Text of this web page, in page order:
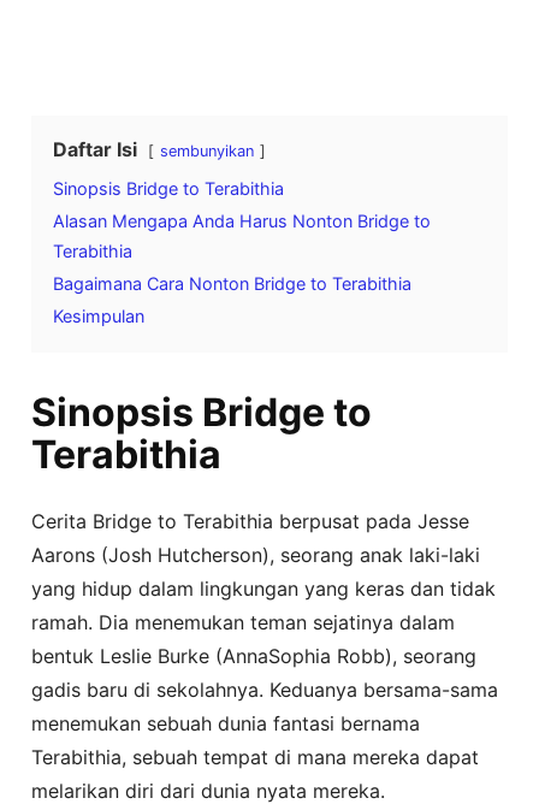
Daftar Isi sembunyikan
Sinopsis Bridge to Terabithia
Alasan Mengapa Anda Harus Nonton Bridge to
Terabithia
Bagaimana Cara Nonton Bridge to Terabithia
Kesimpulan
Sinopsis Bridge to
Terabithia
Cerita Bridge to Terabithia berpusat pada Jesse
Aarons (Josh Hutcherson), seorang anak laki-laki
yang hidup dalam lingkungan yang keras dan tidak
ramah. Dia menemukan teman sejatinya dalam
bentuk Leslie Burke (AnnaSophia Robb), seorang
gadis baru di sekolahnya. Keduanya bersama-sama
menemukan sebuah dunia fantasi bernama
Terabithia, sebuah tempat di mana mereka dapat
melarikan diri dari dunia nyata mereka.